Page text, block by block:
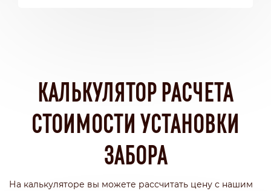
КАЛЬКУЛЯТОР РАСЧЕТА
СТОИМОСТИ УСТАНОВКИ
ЗАБОРА
На калькуляторе вы можете рассчитать цену с нашим